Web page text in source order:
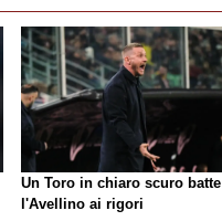
Un Toro in chiaro scuro batte
l'Avellino ai rigori